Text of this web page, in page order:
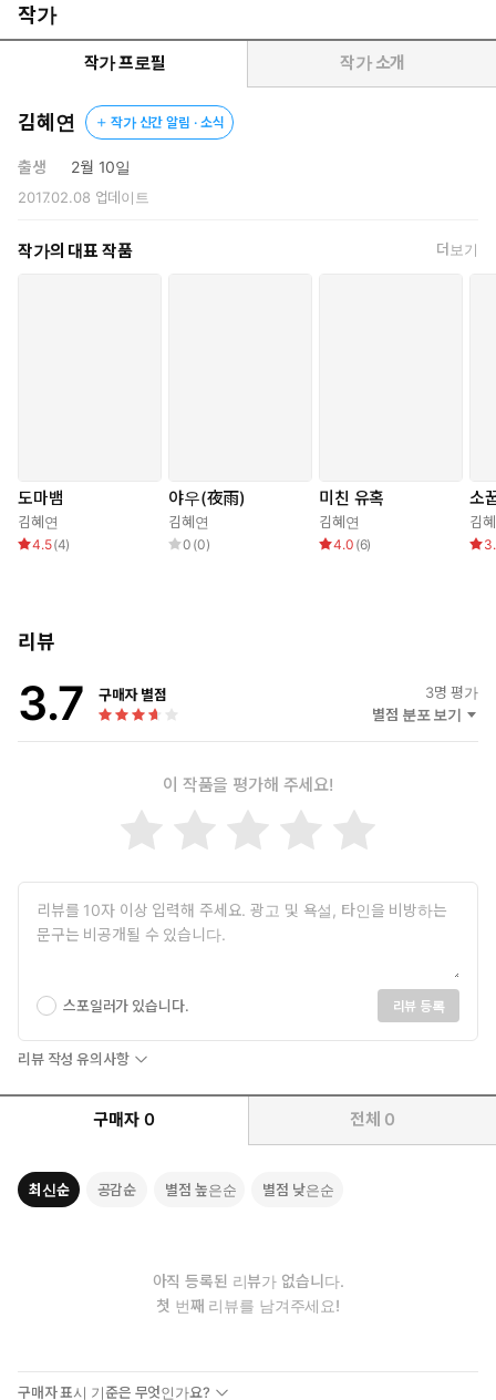
하필이면 수선의 친구인 유신이
어쭙잖은 선배의 매뉴얼대로 작업하려 했던 인물이
첫사랑의 상대, 현이준일 줄이야.
그렇게 연결된 인연의 끈은 18년이란 시간을 넘어
우정이라 하기 무엇한 관계로 다시금 이어지려 하는데…….
작가
작가 프로필 작가 소개
김혜연 작가 신간 알림 · 소식
출생 2월 10일
2017.02.08 업데이트
작가의 대표 작품 더보기
도마뱀
김혜연
4.5(4)
야우(夜雨)
김혜연
0 (0)
미친 유혹
김혜연
4.0 (6)
소
김
리뷰
3.7 구매자 별점 3명 평가
별점 분포 보기
이 작품을 평가해 주세요!
스포일러가 있습니다. 리뷰 등록
리뷰 작성 유의사항
구매자 0 전체 0
최신순 공감순 별점 높은순 별점 낮은순
아직 등록된 리뷰가 없습니다.
첫 번째 리뷰를 남겨주세요!
구매자 표시 기준은 무엇인가요?